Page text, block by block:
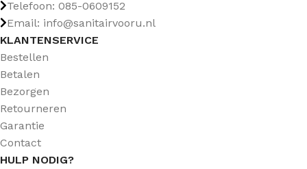
Telefoon: 085-0609152
Email: info@sanitairvooru.nl
KLANTENSERVICE
Bestellen
Betalen
Bezorgen
Retourneren
Garantie
Contact
HULP NODIG?